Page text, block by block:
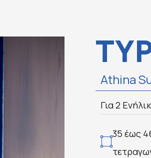
Athina
Για 2
35 έως